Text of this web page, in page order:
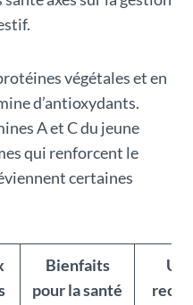
végétales et en
d’antioxydants.
A et C du jeune
qui renforcent le
certaines
Bienfaits
pour la santé